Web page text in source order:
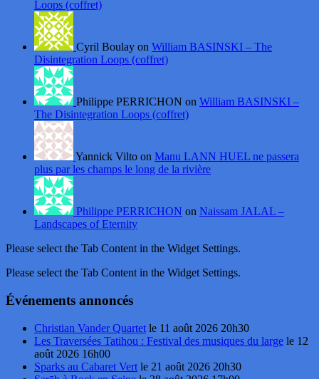
Loops (coffret)
Cyril Boulay on William BASINSKI – The
Disintegration Loops (coffret)
Philippe PERRICHON on William BASINSKI –
The Disintegration Loops (coffret)
Yannick Vilto on Manu LANN HUEL ne passera
plus par les champs le long de la rivière
Philippe PERRICHON on Naissam JALAL –
Landscapes of Eternity
Please select the Tab Content in the Widget Settings.
Please select the Tab Content in the Widget Settings.
Événements annoncés
Christian Vander Quartet le 11 août 2026 20h30
Les Traversées Tatihou : Festival des musiques du large le 12
août 2026 16h00
Sparks au Cabaret Vert le 21 août 2026 20h30